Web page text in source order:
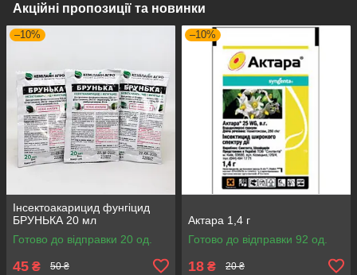
Акційні пропозиції та новинки
–10%
Інсектоакарицид фунгіцид
БРУНЬКА 20 мл
Готово до відправки 20 од.
45 ₴ 50 ₴
–10%
Актара 1,4 г
Готово до відправки 92 од.
18 ₴ 20 ₴